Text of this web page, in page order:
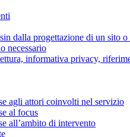
dalla progettazione di un sito
necessario
informativa privacy,
agli attori coinvolti nel servizio
al focus
all’ambito di intervento